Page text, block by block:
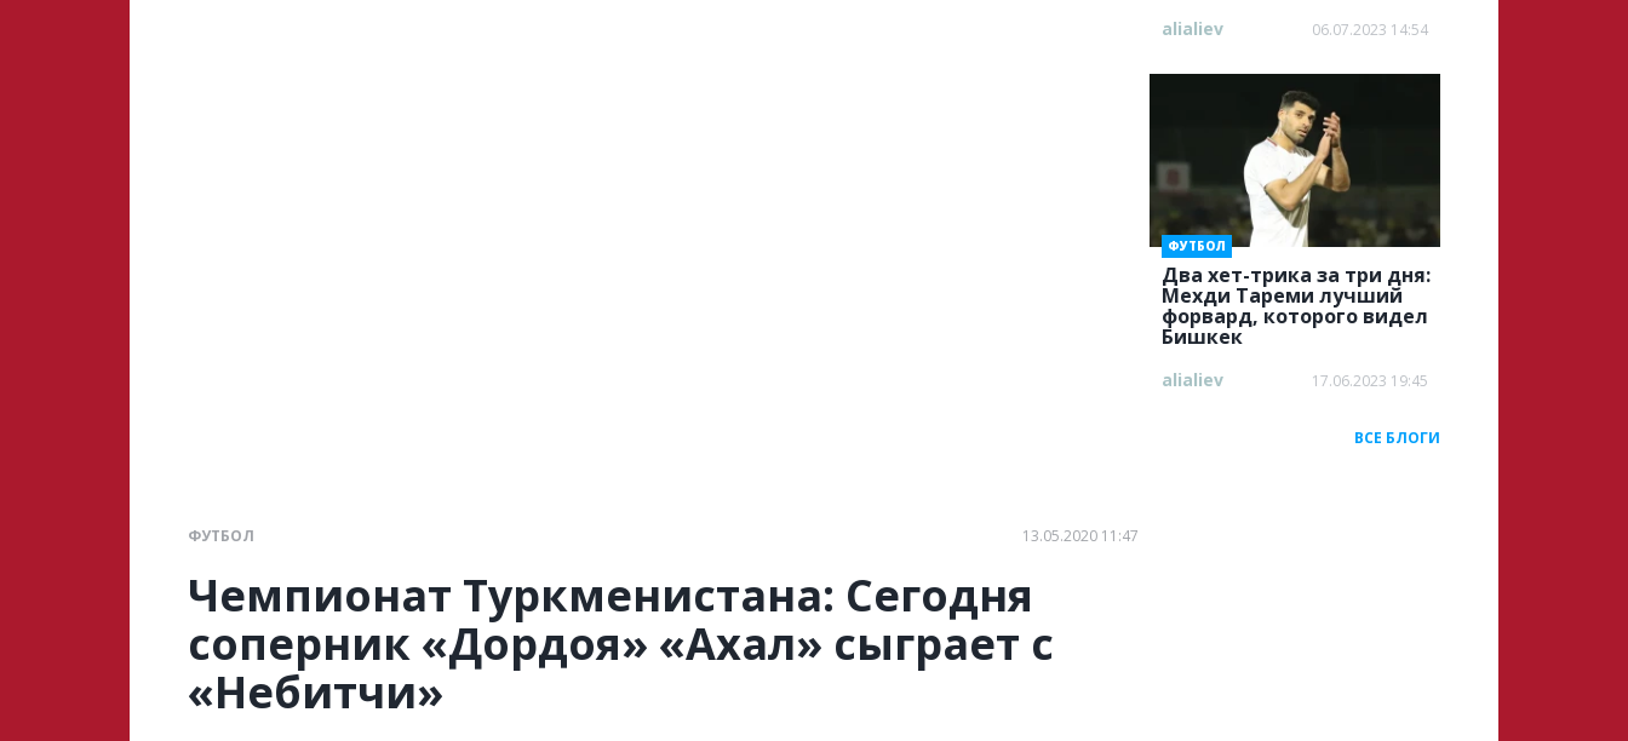
alialiev 06.07.2023 14:54
Два хет-трика за три дня:
Мехди Тареми лучший
форвард, которого видел
Бишкек
ФУТБОЛ
alialiev 17.06.2023 19:45
ВСЕ БЛОГИ
ФУТБОЛ 13.05.2020 11:47
Чемпионат Туркменистана: Сегодня
соперник «Дордоя» «Ахал» сыграет с
«Небитчи»